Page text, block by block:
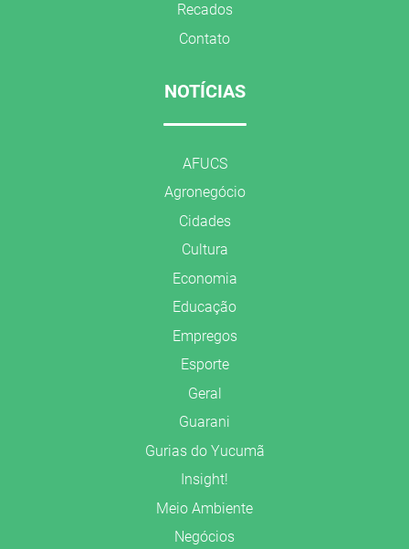
Recados
Contato
NOTÍCIAS
AFUCS
Agronegócio
Cidades
Cultura
Economia
Educação
Empregos
Esporte
Geral
Guarani
Gurias do Yucumã
Insight!
Meio Ambiente
Negócios